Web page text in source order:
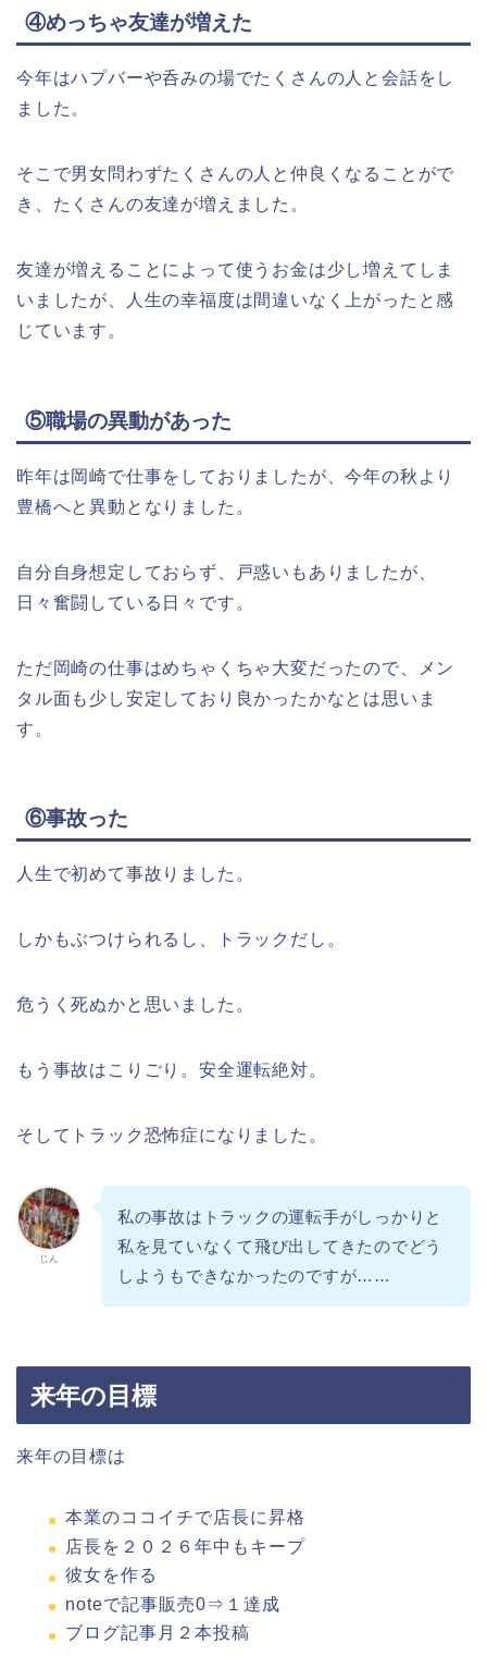
④めっちゃ友達が増えた
今年はハプバーや呑みの場でたくさんの人と会話をし
ました。
そこで男女問わずたくさんの人と仲良くなることがで
き、たくさんの友達が増えました。
友達が増えることによって使うお金は少し増えてしま
いましたが、人生の幸福度は間違いなく上がったと感
じています。
⑤職場の異動があった
昨年は岡崎で仕事をしておりましたが、今年の秋より
豊橋へと異動となりました。
自分自身想定しておらず、戸惑いもありましたが、
日々奮闘している日々です。
ただ岡崎の仕事はめちゃくちゃ大変だったので、メン
タル面も少し安定しており良かったかなとは思いま
す。
⑥事故った
人生で初めて事故りました。
しかもぶつけられるし、トラックだし。
危うく死ぬかと思いました。
もう事故はこりごり。安全運転絶対。
そしてトラック恐怖症になりました。
じん
私の事故はトラックの運転手がしっかりと
私を見ていなくて飛び出してきたのでどう
しようもできなかったのですが……
来年の目標
来年の目標は
本業のココイチで店長に昇格
店長を２０２６年中もキープ
彼女を作る
noteで記事販売0⇒１達成
ブログ記事月２本投稿